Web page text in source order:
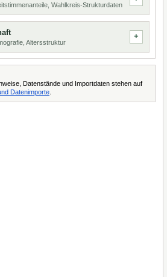
Wahlkreis-Strukturdaten
Altersstruktur
Datenstände und Importdaten stehen auf
Datenimporte